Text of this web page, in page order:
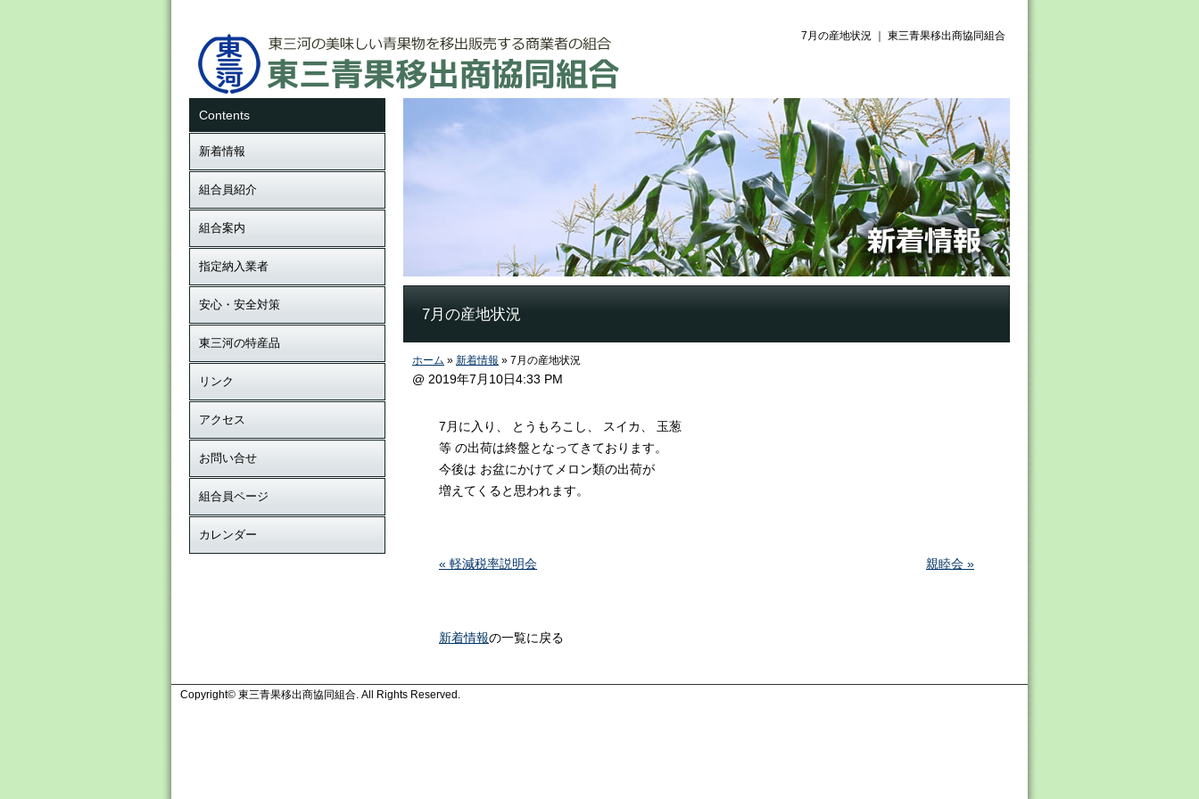
7月の産地状況 ｜ 東三青果移出商協同組合
7月の産地状況
ホーム » 新着情報 » 7月の産地状況
@ 2019年7月10日4:33 PM
7月に入り、 とうもろこし、 スイカ、 玉葱
等 の出荷は終盤となってきております。
今後は お盆にかけてメロン類の出荷が
増えてくると思われます。
« 軽減税率説明会 親睦会 »
新着情報の一覧に戻る
Contents
新着情報
組合員紹介
組合案内
指定納入業者
安心・安全対策
東三河の特産品
リンク
アクセス
お問い合せ
組合員ページ
カレンダー
Copyright© 東三青果移出商協同組合. All Rights Reserved.